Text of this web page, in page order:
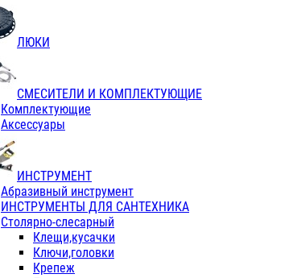
ЛЮКИ
СМЕСИТЕЛИ И КОМПЛЕКТУЮЩИЕ
Комплектующие
Аксессуары
ИНСТРУМЕНТ
Абразивный инструмент
ИНСТРУМЕНТЫ ДЛЯ САНТЕХНИКА
Столярно-слесарный
Клещи,кусачки
Ключи,головки
Крепеж